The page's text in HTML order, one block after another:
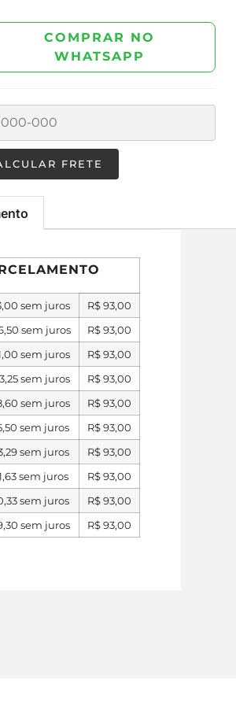
COMPRAR NO
WHATSAPP
sem juros R$93,00
sem juros R$93,00
sem juros R$93,00
sem juros R$93,00
sem juros R$93,00
sem juros R$93,00
sem juros R$93,00
sem juros R$93,00
sem juros R$93,00
sem juros R$93,00